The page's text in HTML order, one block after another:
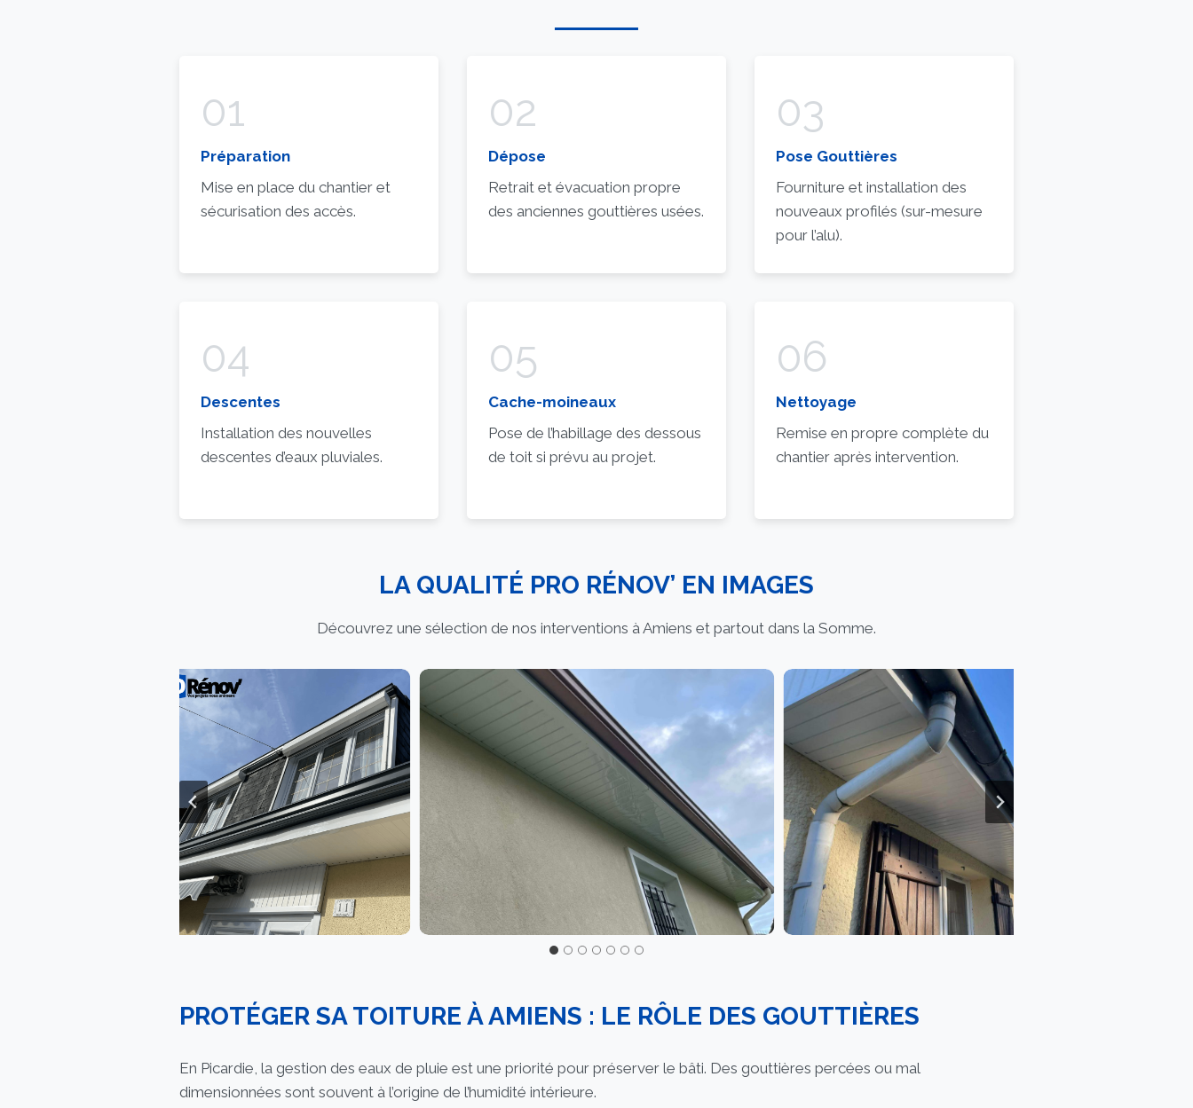
01
Préparation
Mise en place du chantier et
sécurisation des accès.
02
Dépose
Retrait et évacuation propre
des anciennes gouttières usées.
03
Pose Gouttières
Fourniture et installation des
nouveaux profilés (sur-mesure
pour l’alu).
04
Descentes
Installation des nouvelles
descentes d’eaux pluviales.
05
Cache-moineaux
Pose de l’habillage des dessous
de toit si prévu au projet.
06
Nettoyage
Remise en propre complète du
chantier après intervention.
LA QUALITÉ PRO RÉNOV’ EN IMAGES
Découvrez une sélection de nos interventions à Amiens et partout dans la Somme.
PROTÉGER SA TOITURE À AMIENS : LE RÔLE DES GOUTTIÈRES
En Picardie, la gestion des eaux de pluie est une priorité pour préserver le bâti. Des gouttières percées ou mal
dimensionnées sont souvent à l’origine de l’humidité intérieure.